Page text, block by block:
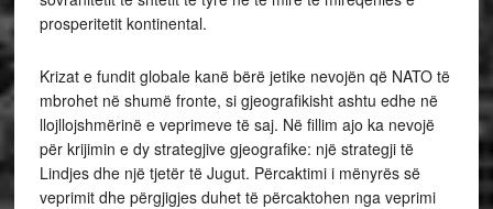
prosperitetit kontinental.
Krizat e fundit globale kanë bërë jetike nevojën që NATO të
mbrohet në shumë fronte, si gjeografikisht ashtu edhe në
llojllojshmërinë e veprimeve të saj. Në fillim ajo ka nevojë
për krijimin e dy strategjive gjeografike: një strategji të
Lindjes dhe një tjetër të Jugut. Përcaktimi i mënyrës së
veprimit dhe përgjigjes duhet të përcaktohen nga veprimi